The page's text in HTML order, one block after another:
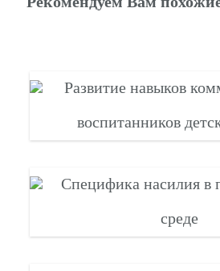
Развитие навыков
воспитанников
Специфика насилия в
среде